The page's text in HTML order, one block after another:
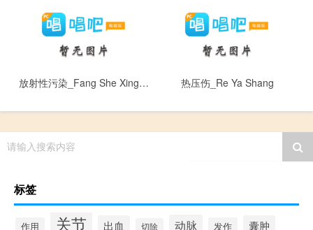
放射性污染_Fang She Xing Wu Ran 热压伤_Re Ya Shang
请输入搜索内容
标签
作用 关节 出血 切除 动脉 发作 囊肿